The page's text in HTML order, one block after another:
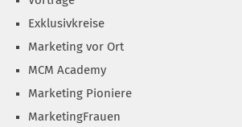
Exklusivkreise
Marketing vor Ort
MCM Academy
Marketing Pioniere
MarketingFrauen